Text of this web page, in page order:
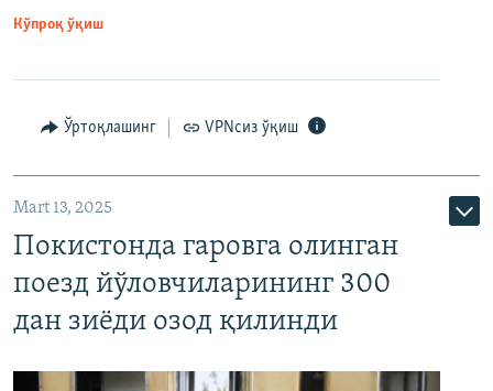
Кўпроқ ўқиш
Ўртоқлашинг VPNсиз ўқиш
Mart 13, 2025
Покистонда гаровга олинган
поезд йўловчиларининг 300
дан зиёди озод қилинди